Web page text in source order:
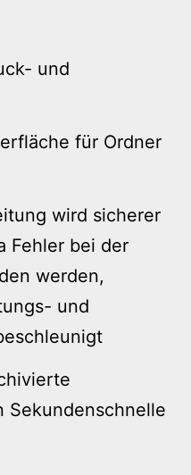
und
für Ordner
wird sicherer
Fehler bei der
werden,
und
Sekundenschnelle